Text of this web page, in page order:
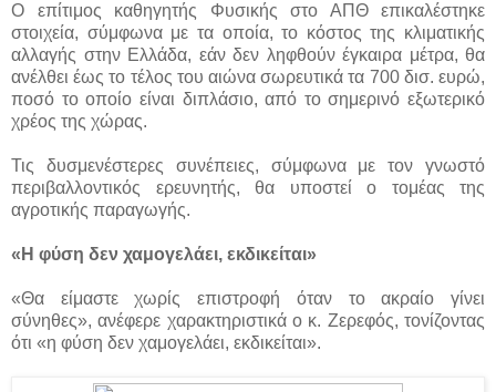
Ο επίτιμος καθηγητής Φυσικής στο ΑΠΘ επικαλέστηκε
στοιχεία, σύμφωνα με τα οποία, το κόστος της κλιματικής
αλλαγής στην Ελλάδα, εάν δεν ληφθούν έγκαιρα μέτρα, θα
ανέλθει έως το τέλος του αιώνα σωρευτικά τα 700 δισ. ευρώ,
ποσό το οποίο είναι διπλάσιο, από το σημερινό εξωτερικό
χρέος της χώρας.
Τις δυσμενέστερες συνέπειες, σύμφωνα με τον γνωστό
περιβαλλοντικός ερευνητής, θα υποστεί ο τομέας της
αγροτικής παραγωγής.
«Η φύση δεν χαμογελάει, εκδικείται»
«Θα είμαστε χωρίς επιστροφή όταν το ακραίο γίνει
σύνηθες», ανέφερε χαρακτηριστικά ο κ. Ζερεφός, τονίζοντας
ότι «η φύση δεν χαμογελάει, εκδικείται».